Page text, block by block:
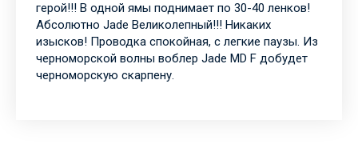
герой!!! В одной ямы поднимает по 30-40 ленков!
Абсолютно Jade Великолепный!!! Никаких
изысков! Проводка спокойная, с легкие паузы. Из
черноморской волны воблер Jade MD F добудет
черноморскую скарпену.